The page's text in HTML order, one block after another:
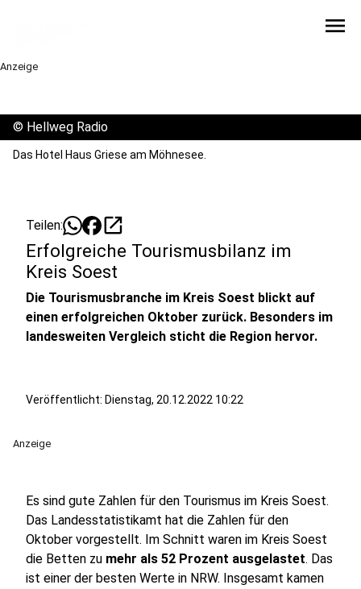
menu
Anzeige
© Hellweg Radio
Das Hotel Haus Griese am Möhnesee.
Teilen: open_in_new
Erfolgreiche Tourismusbilanz im
Kreis Soest
Die Tourismusbranche im Kreis Soest blickt auf
einen erfolgreichen Oktober zurück. Besonders im
landesweiten Vergleich sticht die Region hervor.
Veröffentlicht: Dienstag, 20.12.2022 10:22
Anzeige
Es sind gute Zahlen für den Tourismus im Kreis Soest.
Das Landesstatistikamt hat die Zahlen für den
Oktober vorgestellt. Im Schnitt waren im Kreis Soest
die Betten zu mehr als 52 Prozent ausgelastet. Das
ist einer der besten Werte in NRW. Insgesamt kamen